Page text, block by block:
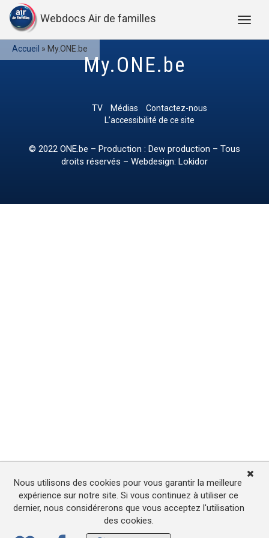
Webdocs Air de familles
Accueil » My.ONE.be
My.ONE.be
TV Médias
Contactez-nous
L’accessibilité de ce site
© 2022 ONE.be – Production : Dew production – Tous
droits réservés – Webdesign: Lokidor
Nous utilisons des cookies pour vous garantir la meilleure
expérience sur notre site. Si vous continuez à utiliser ce
dernier, nous considérerons que vous acceptez l'utilisation
des cookies.